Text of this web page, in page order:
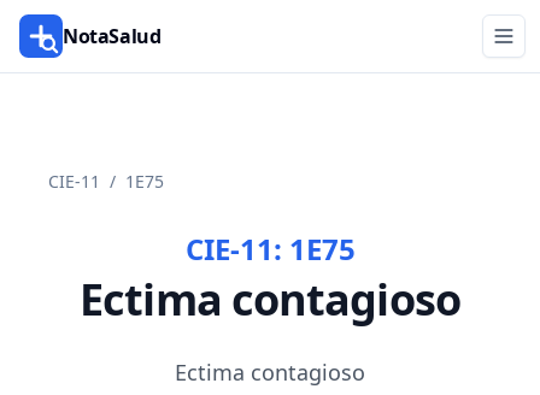
NotaSalud
CIE-11 / 1E75
CIE-11: 1E75
Ectima contagioso
Ectima contagioso